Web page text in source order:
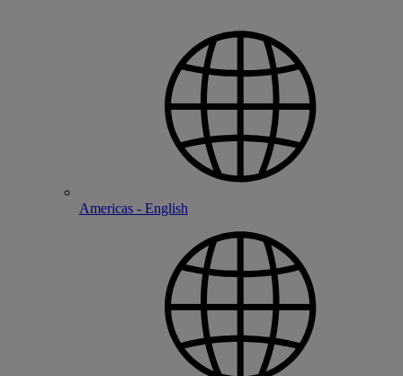
Americas - English